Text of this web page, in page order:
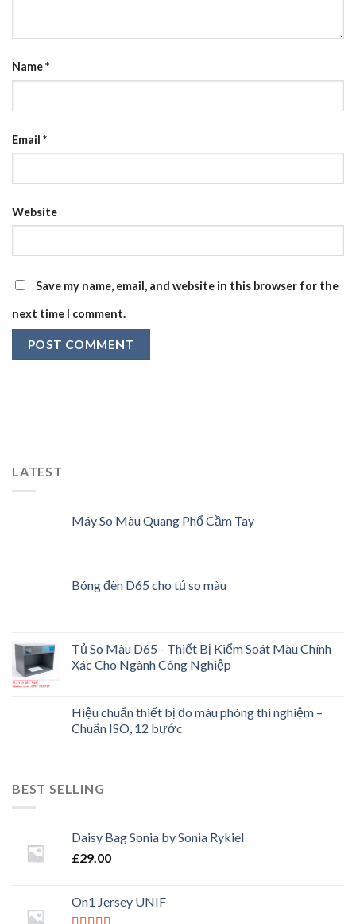
Name*
Email *
Website
Save my name, email, and website in this browser for the
next time I comment.
LATEST
Máy So Màu Quang Phổ Cầm Tay
Bóng đèn D65 cho tủ so màu
Tủ So Màu D65 - Thiết Bị Kiểm Soát Màu Chính
Xác Cho Ngành Công Nghiệp
Hiệu chuẩn thiết bị đo màu phòng thí nghiệm –
Chuẩn ISO, 12 bước
BEST SELLING
Daisy Bag Sonia by Sonia Rykiel
£29.00
On1 Jersey UNIF